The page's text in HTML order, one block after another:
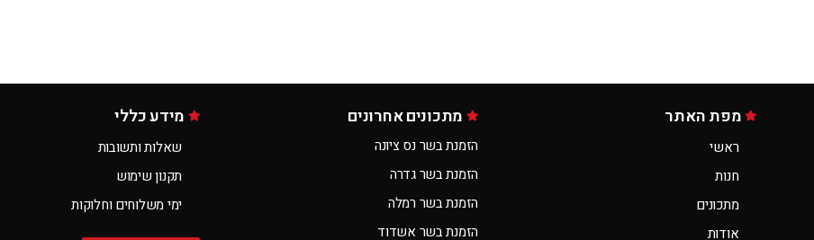
מפת האתר
ראשי
חנות
מתכונים
אודות
מתכונים אחרונים
הזמנת בשר נס ציונה
הזמנת בשר גדרה
הזמנת בשר רמלה
הזמנת בשר אשדוד
מידע כללי
שאלות ותשובות
תקנון שימוש
ימי משלוחים וחלוקות